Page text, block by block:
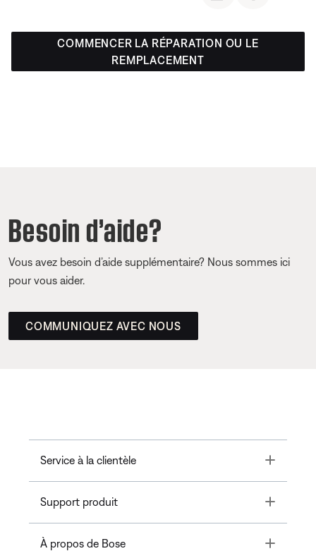
COMMENCER LA RÉPARATION OU LE
REMPLACEMENT
Besoin d’aide?
Vous avez besoin d’aide supplémentaire? Nous sommes ici
pour vous aider.
COMMUNIQUEZ AVEC NOUS
Service à la clientèle Toggle
Support produit Toggle
À propos de Bose Toggle